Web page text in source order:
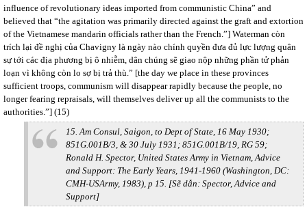
influence of revolutionary ideas imported from communistic China” and
believed that “the agitation was primarily directed against the graft and extortion
of the Vietnamese mandarin officials rather than the French.”] Waterman còn
trích lại đề nghị của Chavigny là ngày nào chính quyền đưa đủ lực lượng quân
sự tới các địa phương bị ô nhiễm, dân chúng sẽ giao nộp những phần tử phản
loạn vì không còn lo sợ bị trả thù.” [the day we place in these provinces
sufficient troops, communism will disappear rapidly because the people, no
longer fearing repraisals, will themselves deliver up all the communists to the
authorities.”] (15)
15. Am Consul, Saigon, to Dept of State, 16 May 1930;
851G.001B/3, & 30 July 1931; 851G.001B/19, RG 59;
Ronald H. Spector, United States Army in Vietnam, Advice
and Support: The Early Years, 1941-1960 (Washington, DC:
CMH-USArmy, 1983), p 15. [Sẽ dẫn: Spector, Advice and
Support]